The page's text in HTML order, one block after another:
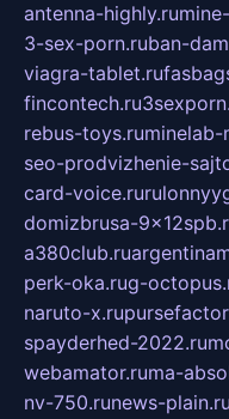
antenna-highly.ru
3-sex-porn.ruban-
viagra-tablet.ru
fincontech.ru
rebus-toys.ruminelab-
seo-prodvizhenie-
card-voice.ru
domizbrusa-
a380club.ru
perk-oka.rug-
naruto-x.ru
spayderhed-2022.ru
webamator.ruma-
nv-750.runews-plain.ru